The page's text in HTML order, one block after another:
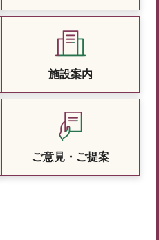
施設案内
ご意見・ご提案